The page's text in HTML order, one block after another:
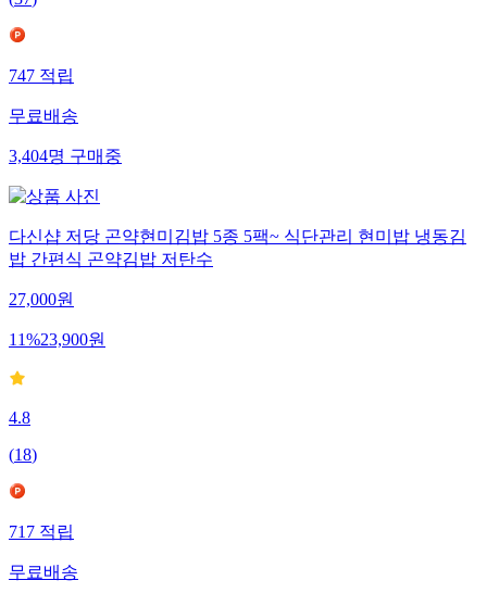
(37)
747적립
무료배송
3,404명구매중
다신샵 저당 곤약현미김밥 5종 5팩~ 식단관리 현미밥 냉동김
밥 간편식 곤약김밥 저탄수
27,000원
11%23,900원
4.8
(18)
717적립
무료배송